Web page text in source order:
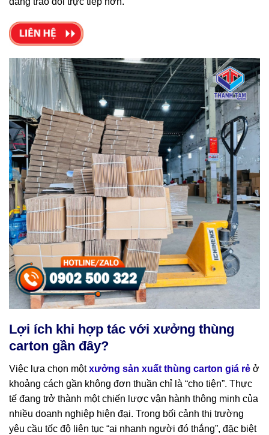
Lợi ích khi hợp tác với xưởng thùng
carton gần đây?
Việc lựa chọn mộtxưởng sản xuất thùng carton giá rẻ ở
khoảng cách gần không đơn thuần chỉ là “cho tiện”. Thực
tế đang trở thành một chiến lược vận hành thông minh của
nhiều doanh nghiệp hiện đại. Trong bối cảnh thị trường
yêu cầu tốc độ liên tục “ai nhanh người đó thắng”, đặc biệt